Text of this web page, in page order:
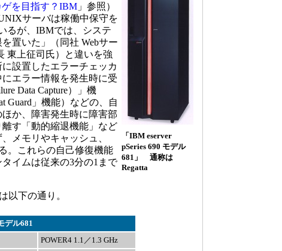
「IBM eserver
pSeries 690 モデル
681」 通称は
Regatta
を目指す？IBM 」参照）
サーバは稼働中保守を
るが、IBMでは、システ
置いた」（同社 Webサー
東上征司氏）と違いを強
設置したエラーチェッカ
エラー情報を発生時に受
Data Capture）」機
Guard」機能）などの、自
か、障害発生時に障害部
す「動的縮退機能」など
メモリやキャッシュ、
。これらの自己修復機能
イムは従来の3分の1まで
以下の通り。
デル681
POWER4 1.1／1.3 GHz